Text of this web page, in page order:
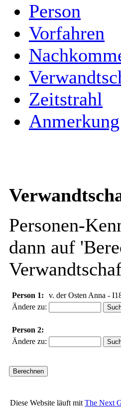
Person
Vorfahren
Zeitstrahl
Anmerkung
Personen-
dann auf
Person 1:
v. der Osten Anna -
Ändere zu:
Person 2:
Ändere zu:
Diese Website läuft mit The Next